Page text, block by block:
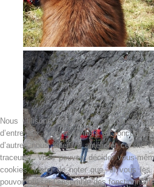
Contakt
NEWS
Nous utilisons
Nous utilisons des cookies sur notre
d’entre eux sont essentiels au
d’autres nous aident à améliorer ce site
traceurs). Vous pouvez décider vous-
cookies. Merci de noter que, si vous
pouvoir utiliser l’ensemble des